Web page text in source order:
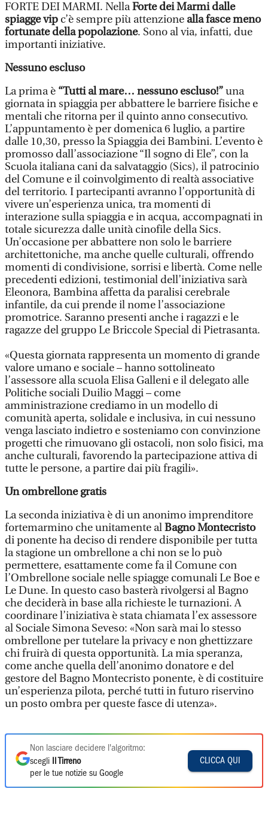
FORTE DEI MARMI. NellaForte dei Marmi dalle
spiagge vip c’è sempre più attenzione alla fasce meno
fortunate della popolazione. Sono al via, infatti, due
importanti iniziative.
Nessuno escluso
La prima è “Tutti al mare… nessuno escluso!”una
giornata in spiaggia per abbattere le barriere fisiche e
mentali che ritorna per il quinto anno consecutivo.
L’appuntamento è per domenica 6 luglio, a partire
dalle 10,30, presso la Spiaggia dei Bambini. L’evento è
promosso dall’associazione “Il sogno di Ele”, con la
Scuola italiana cani da salvataggio (Sics), il patrocinio
del Comune e il coinvolgimento di realtà associative
del territorio. I partecipanti avranno l’opportunità di
vivere un’esperienza unica, tra momenti di
interazione sulla spiaggia e in acqua, accompagnati in
totale sicurezza dalle unità cinofile della Sics.
Un’occasione per abbattere non solo le barriere
architettoniche, ma anche quelle culturali, offrendo
momenti di condivisione, sorrisi e libertà. Come nelle
precedenti edizioni, testimonial dell’iniziativa sarà
Eleonora, Bambina affetta da paralisi cerebrale
infantile, da cui prende il nome l’associazione
promotrice. Saranno presenti anche i ragazzi e le
ragazze del gruppo Le Briccole Special di Pietrasanta.
«Questa giornata rappresenta un momento di grande
valore umano e sociale – hanno sottolineato
l’assessore alla scuola Elisa Galleni e il delegato alle
Politiche sociali Duilio Maggi – come
amministrazione crediamo in un modello di
comunità aperta, solidale e inclusiva, in cui nessuno
venga lasciato indietro e sosteniamo con convinzione
progetti che rimuovano gli ostacoli, non solo fisici, ma
anche culturali, favorendo la partecipazione attiva di
tutte le persone, a partire dai più fragili».
Un ombrellone gratis
La seconda iniziativa è di un anonimo imprenditore
fortemarmino che unitamente alBagno Montecristo
di ponente ha deciso di rendere disponibile per tutta
la stagione un ombrellone a chi non se lo può
permettere, esattamente come fa il Comune con
l’Ombrellone sociale nelle spiagge comunali Le Boe e
Le Dune. In questo caso basterà rivolgersi al Bagno
che deciderà in base alla richieste le turnazioni. A
coordinare l’iniziativa è stata chiamata l’ex assessore
al Sociale Simona Seveso: «Non sarà mai lo stesso
ombrellone per tutelare la privacy e non ghettizzare
chi fruirà di questa opportunità. La mia speranza,
come anche quella dell’anonimo donatore e del
gestore del Bagno Montecristo ponente, è di costituire
un’esperienza pilota, perché tutti in futuro riservino
un posto ombra per queste fasce di utenza».
Non lasciare decidere l'algoritmo:
scegli
Il Tirreno
per le tue notizie su Google
CLICCA QUI